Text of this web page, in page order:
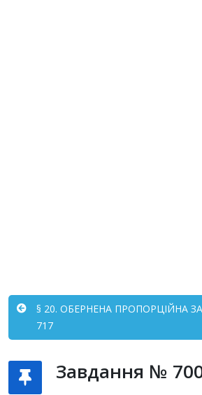
§ 20. ОБЕРНЕНА ПРОПОРЦІЙНА
717
Завдання №